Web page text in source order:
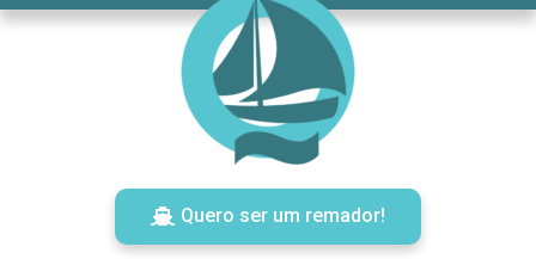
Quero ser um remador!